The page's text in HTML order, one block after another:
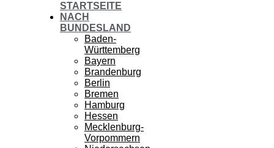
STARTSEITE
NACH
BUNDESLAND
Baden-
Württemberg
Bayern
Brandenburg
Berlin
Bremen
Hamburg
Hessen
Mecklenburg-
Vorpommern